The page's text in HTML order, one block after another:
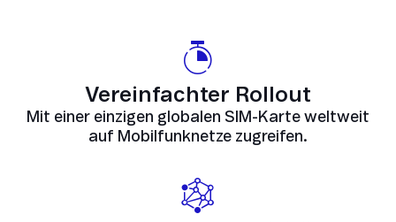
Vereinfachter Rollout
Mit einer einzigen globalen SIM-Karte weltweit
auf Mobilfunknetze zugreifen.